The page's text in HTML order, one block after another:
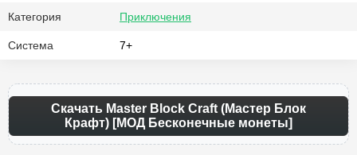
Категория Приключения
Система 7+
Скачать Master Block Craft (Мастер Блок
Крафт) [МОД Бесконечные монеты]